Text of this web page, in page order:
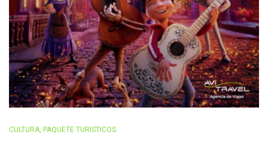
CULTURA, PAQUETE TURISTICOS